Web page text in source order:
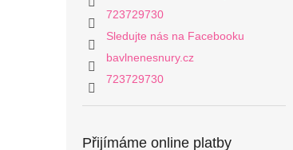
723729730
Sledujte nás na Facebooku
bavlnenesnury.cz
723729730
Přijímáme online platby